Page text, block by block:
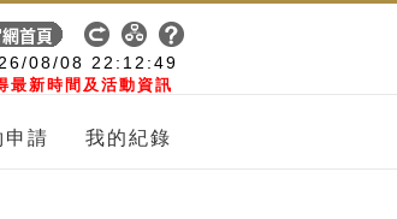
08/08 22:12:50
最新時間及活動資訊
申請 我的紀錄